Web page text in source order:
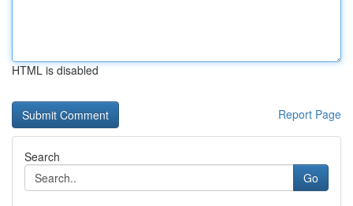
HTML is disabled
Report Page
Search
Go